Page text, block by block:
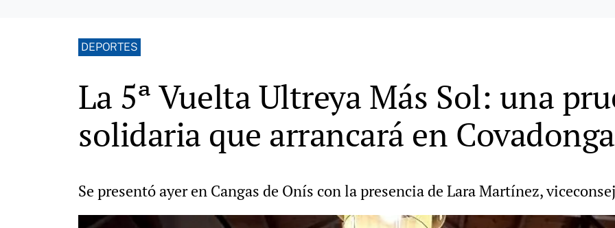
DEPORTES
La 5ª Vuelta Ultreya Más Sol: una
solidaria que arrancará en Covadonga
Se presentó ayer en Cangas de Onís con la presencia de Lara Martínez,